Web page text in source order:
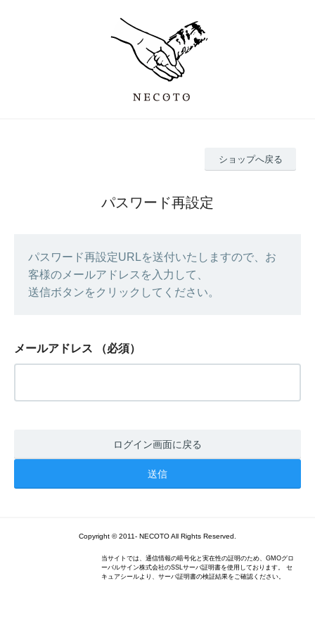
ショップへ戻る
パスワード再設定
パスワード再設定URLを送付いたしますので、お
客様のメールアドレスを入力して、
送信ボタンをクリックしてください。
メールアドレス （必須）
ログイン画面に戻る
Copyright © 2011- NECOTO All Rights Reserved.
当サイトでは、通信情報の暗号化と実在性の証明のため、GMOグロ
ーバルサイン株式会社のSSLサーバ証明書を使用しております。 セ
キュアシールより、サーバ証明書の検証結果をご確認ください。